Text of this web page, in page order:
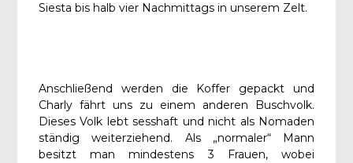
Siesta bis halb vier Nachmittags in unserem Zelt.
Anschließend werden die Koffer gepackt und
Charly fährt uns zu einem anderen Buschvolk.
Dieses Volk lebt sesshaft und nicht als Nomaden
ständig weiterziehend. Als „normaler“ Mann
besitzt man mindestens 3 Frauen, wobei